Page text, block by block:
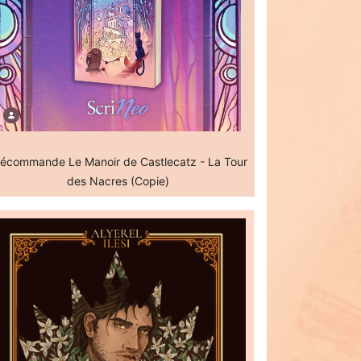
Le Manoir de Castlecatz - La Tour
des Nacres (Copie)